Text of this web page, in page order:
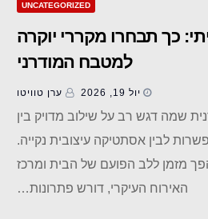
UNCATEGORIZED
כך תבחרו מקררי יוקרה
למטבח המודרני
יול 19, 2026 ערן טוויטו
שמה דגש רב על שילוב מדויק בין
לבין אסתטיקה עיצובית נקייה.
מזמן ללב הפועם של הבית ומרכז
האירוח העיקרי, דורש פתרונות…